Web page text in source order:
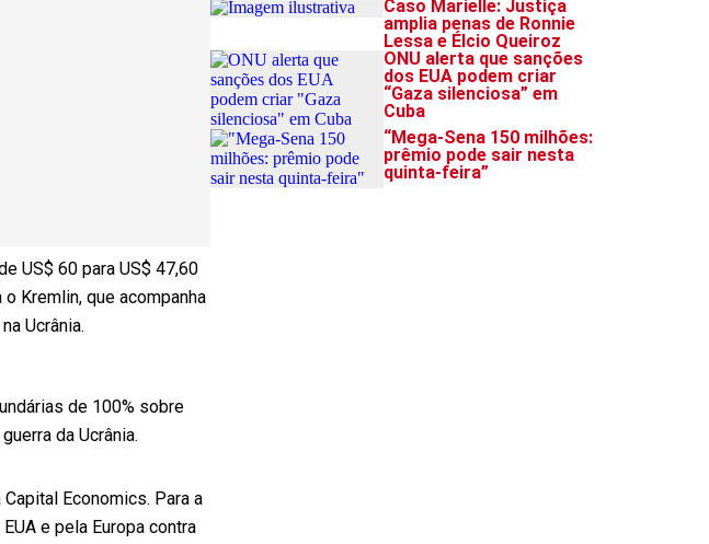
US$ 60 para US$ 47,60
Kremlin, que acompanha
Ucrânia.
de 100% sobre
da Ucrânia.
Economics. Para a
e pela Europa contra